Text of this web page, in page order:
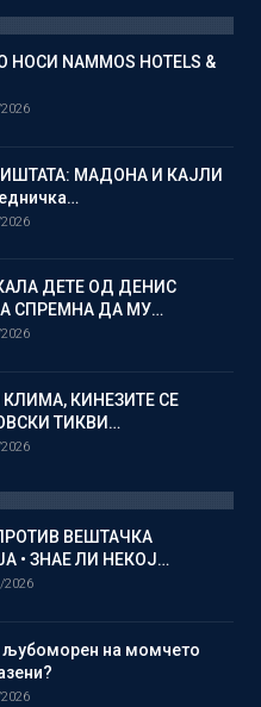
НОСИ NAMMOS HOTELS &
МАДОНА И КАЈЛИ
ДЕТЕ ОД ДЕНИС
СПРЕМНА ДА МУ…
КИНЕЗИТЕ СЕ
ТИКВИ…
ВЕШТАЧКА
• ЗНАЕ ЛИ НЕКОЈ…
2026
на момчето